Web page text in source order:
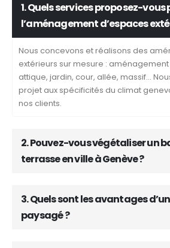
1. Quels services proposez-vous
l’aménagement d’espaces
Nous concevons et réalisons des
extérieurs sur mesure :
attique, jardin, cour, allée, massif...
projet aux spécificités du climat
nos clients.
2. Pouvez-vous végétaliser un
terrasse en ville à Genève ?
3. Quels sont les avantages
paysagé ?